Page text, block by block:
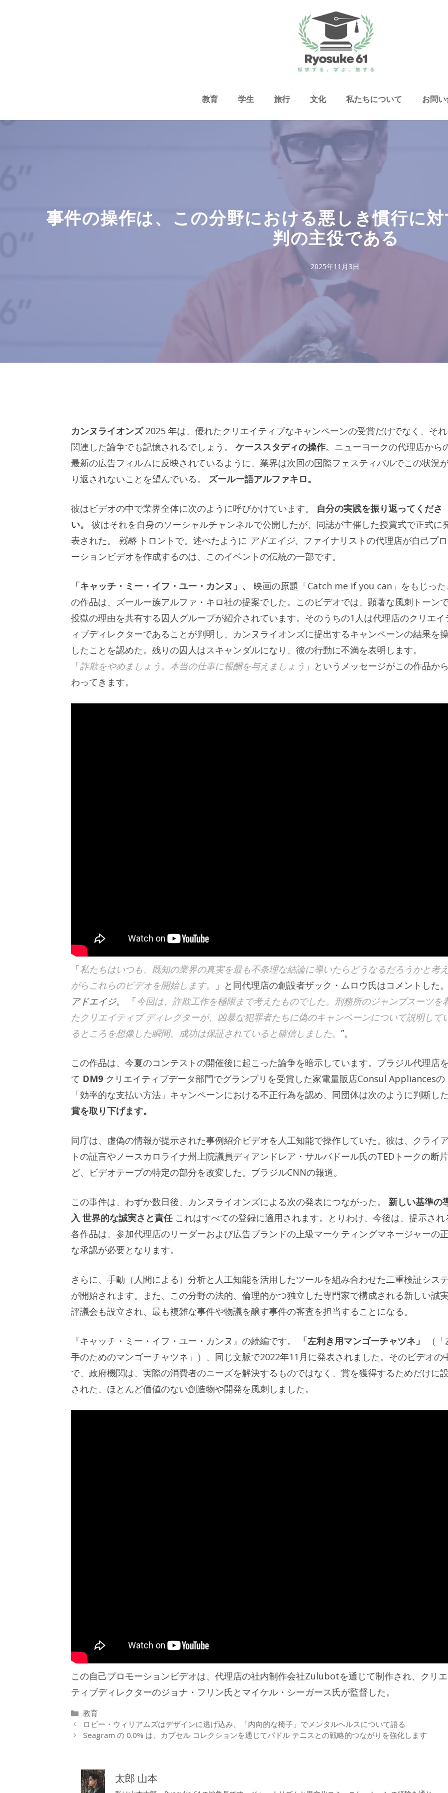
キ
教育 学生 旅行 文化 私たちについて お問
事件の操作は、この分野における悪しき慣行に
判の主役である
2025年11月3日
カンヌライオンズ2025 年は、優れたクリエイティブなキャンペーンの受賞だけでなく、そ
関連した論争でも記憶されるでしょう。
ケーススタディの操作。ニューヨークの代理店から
最新の広告フィルムに反映されているように、業界は次回の国際フェスティバルでこの状況
り返されないことを望んでいる。
ズールー語アルファキロ。
彼はビデオの中で業界全体に次のように呼びかけています。
自分の実践を振り返ってくださ
い。
彼はそれを自身のソーシャルチャンネルで公開したが、同誌が主催した授賞式で正式に
表された。 戦略 トロントで。述べたように アドエイジ、ファイナリストの代理店が自己プ
ーションビデオを作成するのは、このイベントの伝統の一部です。
「キャッチ・ミー・イフ・ユー・カンヌ」、
映画の原題「Catch me if you can」をもじった
の作品は、ズールー族アルファ・キロ社の提案でした。このビデオでは、顕著な風刺トーン
投獄の理由を共有する囚人グループが紹介されています。そのうちの1人は代理店のクリエイ
ィブディレクターであることが判明し、カンヌライオンズに提出するキャンペーンの結果を
したことを認めた。残りの囚人はスキャンダルになり、彼の行動に不満を表明します。
「詐欺をやめましょう。本当の仕事に報酬を与えましょう 」というメッセージがこの作品か
わってきます。
「私たちはいつも、既知の業界の真実を最も不条理な結論に導いたらどうなるだろうかと考
がらこれらのビデオを開始します。
」と同代理店の創設者ザック・ムロウ氏はコメントした
アドエイジ。 「今回は、詐欺工作を極限まで考えたものでした。刑務所のジャンプスーツを
たクリエイティブ ディレクターが、凶暴な犯罪者たちに偽のキャンペーンについて説明して
るところを想像した瞬間、成功は保証されていると確信しました。 ”。
この作品は、今夏のコンテストの開催後に起こった論争を暗示しています。ブラジル代理店
て DM9 クリエイティブデータ部門でグランプリを受賞した家電量販店Consul Appliancesの
「効率的な支払い方法」キャンペーンにおける不正行為を認め、同団体は次のように判断し
賞を取り下げます。
同庁は、虚偽の情報が提示された事例紹介ビデオを人工知能で操作していた。彼は、クライ
トの証言やノースカロライナ州上院議員ディアンドレア・サルバドール氏のTEDトークの断
ど、ビデオテープの特定の部分を改変した。ブラジルCNNの報道。
この事件は、わずか数日後、カンヌライオンズによる次の発表につながった。 新しい基準の
入 世界的な誠実さと責任これはすべての登録に適用されます。とりわけ、今後は、提示され
各作品は、参加代理店のリーダーおよび広告ブランドの上級マーケティングマネージャーの
な承認が必要となります。
さらに、手動（人間による）分析と人工知能を活用したツールを組み合わせた二重検証シス
が開始されます。また、この分野の法的、倫理的かつ独立した専門家で構成される新しい誠
評議会も設立され、最も複雑な事件や物議を醸す事件の審査を担当することになる。
『キャッチ・ミー・イフ・ユー・カンヌ』の続編です。 「左利き用マンゴーチャツネ」
（
手のためのマンゴーチャツネ」）、同じ文脈で2022年11月に発表されました。そのビデオの
で、政府機関は、実際の消費者のニーズを解決するものではなく、賞を獲得するためだけに
された、ほとんど価値のない創造物や開発を風刺しました。
この自己プロモーションビデオは、代理店の社内制作会社Zulubotを通じて制作され、クリ
ティブディレクターのジョナ・フリン氏とマイケル・シーガース氏が監督した。
カ
テ
ゴ
教育
ロビー・ウィリアムズはデザインに逃げ込み、「内向的な椅子」でメンタルヘルスについて語る
Seagram の 0.0% は、カプセル コレクションを通じてパドル テニスとの戦略的つながりを強化します
太郎 山本